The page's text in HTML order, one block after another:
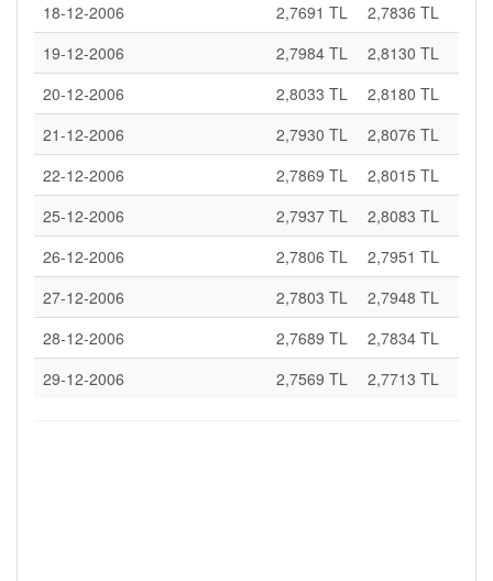
18-12-2006
2,7691 TL
2,7836 TL
19-12-2006
2,7984 TL
2,8130 TL
20-12-2006
2,8033 TL
2,8180 TL
21-12-2006
2,7930 TL
2,8076 TL
22-12-2006
2,7869 TL
2,8015 TL
25-12-2006
2,7937 TL
2,8083 TL
26-12-2006
2,7806 TL
2,7951 TL
27-12-2006
2,7803 TL
2,7948 TL
28-12-2006
2,7689 TL
2,7834 TL
29-12-2006
2,7569 TL 2,7713 TL